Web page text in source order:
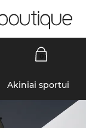
Akiniai sportui